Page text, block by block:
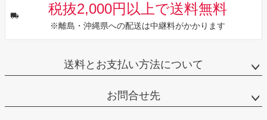
税抜2,000円以上で送料無料
※離島・沖縄県への配送は中継料がかかります
送料とお支払い方法について
お問合せ先